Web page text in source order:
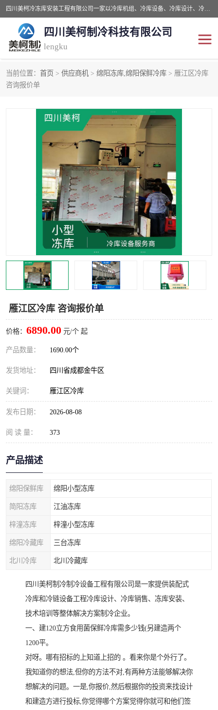
四川美柯冷冻库安装工程有限公司一家以冷库机组、冷库设备、冷库设计、冷冻库设备销售、冷库安装、冻库安装价格及技术服务为一体的综合企业，咨询热线：同等设备材料优惠10% 。公司各种类型安装组合式冷库、冷冻库、冷藏库、气调保鲜库、并提供成套设备供应、安装与调试、维护与维修、技术咨询、操作维修人员技术培训等
四川美柯制冷科技有限公司
lengku
当前位置： 首页 > 供应商机 > 绵阳冻库,绵阳保鲜冷库 > 雁江区冷库
咨询报价单
雁江区冷库 咨询报价单
价格： 6890.00 元/个 起
产品数量： 1690.00个
发货地址： 四川省成都金牛区
关键词： 雁江区冷库
发布日期： 2026-08-08
阅 读 量： 373
产品描述
绵阳保鲜库 绵阳小型冻库
简阳冻库 江油冻库
梓潼冻库 梓潼小型冻库
绵阳冷藏库 三台冻库
北川冷库 北川冷藏库
四川美柯制冷制冷设备工程有限公司是一家提供装配式
冷库和冷链设备工程冷库设计、冷库销售、冻库安装、
技术培训等整体解决方案制冷企业。
一、建120立方食用菌保鲜冷库需多少钱(另建造两个
1200平。
对呀。哪有招标的上知道上招的 。看来你是个外行了。
我知道你的想法,但你的方法不对,有两种方法能够解决你
想解决的问题。一是,你报价,然后根据你的投资来找设计
和建造方进行投标,你觉得哪个方案觉得你就可和他们签
冷库安装，冷库价格
成都冻库，成都冻库价格 绵阳冻库,绵阳保鲜冷库
德阳冻库安装，德阳冷库 广元冻库安装,广元冻库造
价
南充冻库设计,南充冻库安 遂宁冻库
资阳冻库，资阳冻库安装 泸州冻库，泸州冷库
乐山冻库,乐山保鲜冷库 自贡冻库组装
雅安冷库,雅安冻库 攀枝花冻库
烘干冷链 冻库安装，小型冻库造价
内江冷库，内江冻库 宜宾冷库，宜宾冻库设备